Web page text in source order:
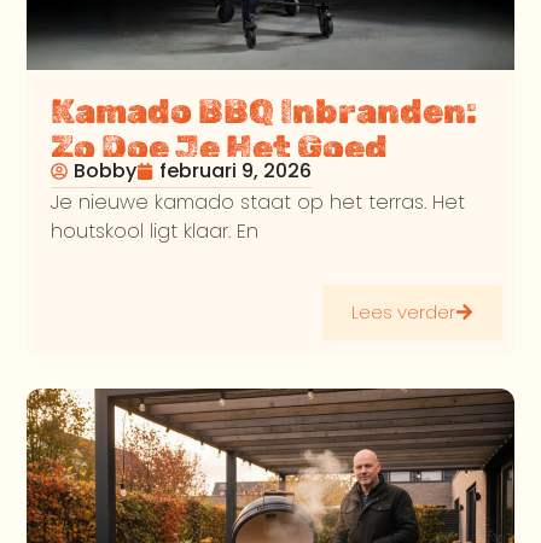
Kamado BBQ Inbranden:
Zo Doe Je Het Goed
Bobby
februari 9, 2026
Je nieuwe kamado staat op het terras. Het
houtskool ligt klaar. En
Lees verder